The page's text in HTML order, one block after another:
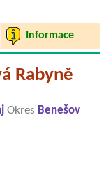
Informace
Rabyně
Okres Benešov